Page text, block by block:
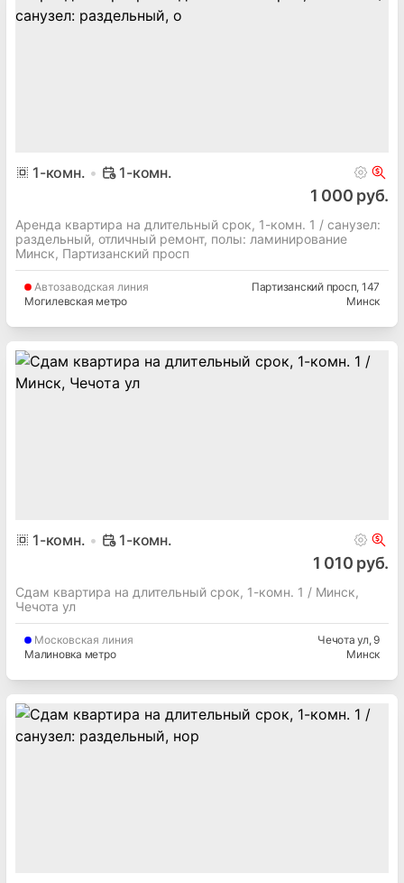
1-комн. 1-комн.
1 000 руб.
Аренда квартира на длительный срок, 1-комн. 1 / cанузел:
раздельный, отличный ремонт, полы: ламинирование
Минск, Партизанский просп
Автозаводская линия
Могилевская метро
Партизанский просп, 147
Минск
1-комн. 1-комн.
1 010 руб.
Сдам квартира на длительный срок, 1-комн. 1 / Минск,
Чечота ул
Московская линия
Малиновка метро
Чечота ул, 9
Минск